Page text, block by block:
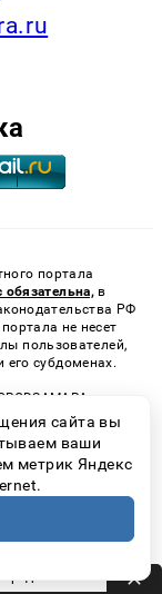
портала
обязательна, в
РФ
не несет
пользователей,
субдоменах.
Главный
редакции:
редакции:+7 (987)
ЭЛ № ФС 77 -
службой по
и массовых
сайта 16+
сайта вы
ваши
метрик Яндекс